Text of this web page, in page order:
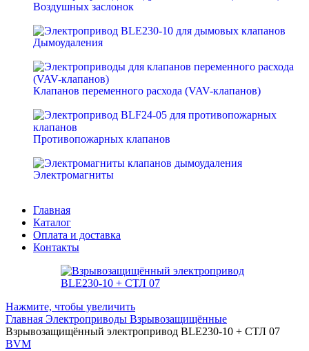
Воздушных заслонок
Дымоудаления
Клапанов переменного расхода (VAV-клапанов)
Противопожарных клапанов
Электромагниты
Главная
Каталог
Оплата и доставка
Контакты
Нажмите, чтобы увеличить
Главная Электроприводы Взрывозащищённые
Взрывозащищённый электропривод BLE230-10 + СТЛ 07
BVM